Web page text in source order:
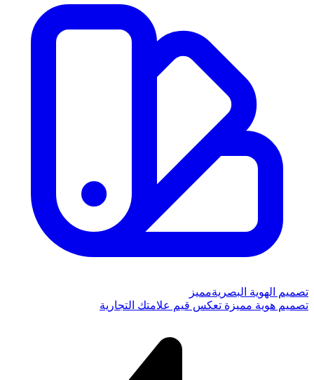
تصميم الهوية البصريةمميز
تصميم هوية مميزة تعكس قيم علامتك التجارية